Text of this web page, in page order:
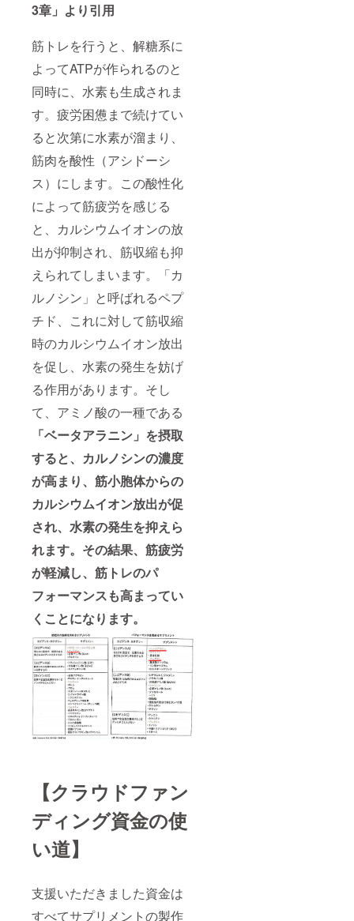
3章」より引用
筋トレを行うと、解糖系に
よってATPが作られるのと
同時に、水素も生成されま
す。疲労困憊まで続けてい
ると次第に水素が溜まり、
筋肉を酸性（アシドーシ
ス）にします。この酸性化
によって筋疲労を感じる
と、カルシウムイオンの放
出が抑制され、筋収縮も抑
えられてしまいます。「カ
ルノシン」と呼ばれるペプ
チド、これに対して筋収縮
時のカルシウムイオン放出
を促し、水素の発生を妨げ
る作用があります。そし
て、アミノ酸の一種である
「ベータアラニン」を摂取
すると、カルノシンの濃度
が高まり、筋小胞体からの
カルシウムイオン放出が促
され、水素の発生を抑えら
れます。その結果、筋疲労
が軽減し、筋トレのパ
フォーマンスも高まってい
くことになります。
【クラウドファン
ディング資金の使
い道】
支援いただきました資金は
すべてサプリメントの製作